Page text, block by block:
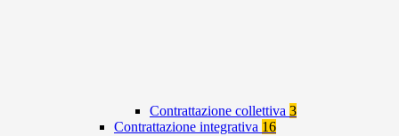
Contrattazione collettiva 3
Contrattazione integrativa 16